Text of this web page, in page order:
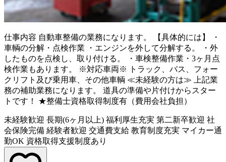
仕事内容 自動車整備の業務になります。 【具体的には】 ・
車輌の分解・点検作業 ・エンジンを外して分解する。 ・外
したものを点検し、取り付ける。 ・車検整備作業・3ヶ月点
検作業もあります。 ※対応車両※ トラック、バス、フォー
クリフト及び乗用車、その他車輌 ≪未経験の方は≫ 上記業
務の補助業務になります。 道具の準備や片付けからスター
トです！ ★整備士資格取得制度有（費用会社負担）
未経験歓迎 長期(6ヶ月以上) 福利厚生充実 第二新卒歓迎 社
会保険完備 経験者歓迎 交通費支給 教育制度充実 マイカー通
勤OK 資格取得支援制度あり